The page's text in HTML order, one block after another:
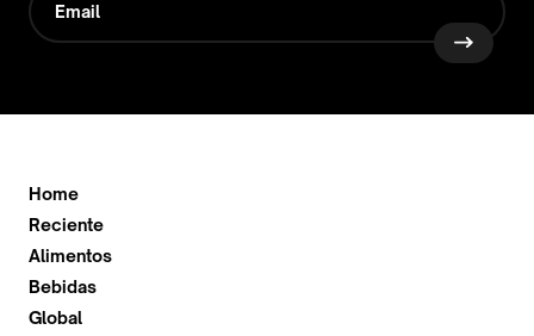
Home
Reciente
Alimentos
Bebidas
Global